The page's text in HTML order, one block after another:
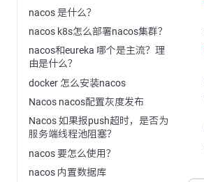
nacos 是什么？
nacos k8s怎么部署nacos集群？
nacos和eureka 哪个是主流？理
由是什么？
docker 怎么安装nacos
Nacos nacos配置灰度发布
Nacos 如果报push超时，是否为
服务端线程池阻塞？
nacos 要怎么使用？
nacos 内置数据库